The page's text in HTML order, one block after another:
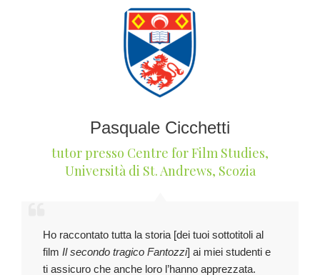
Pasquale Cicchetti
tutor presso Centre for Film Studies,
Università di St. Andrews, Scozia
Ho raccontato tutta la storia [dei tuoi sottotitoli al
film Il secondo tragico Fantozzi] ai miei studenti e
ti assicuro che anche loro l’hanno apprezzata.